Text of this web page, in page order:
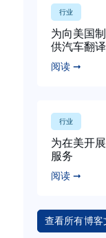
行业
为向美国
供汽车翻
阅读 ➞
行业
为在美开
服务
阅读 ➞
查看所有博客